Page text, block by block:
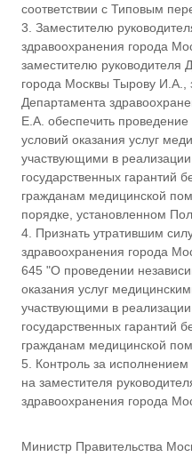
и
к
№
5
2
Д
е
п
т
а
м
е
н
з
д
р
а
в
х
соответствии с Типовым
3. Заместителю
здравоохранения города
заместителю руководителя
города Москвы Тырову И.А.,
Департамента
Е.А. обеспечить проведение
условий оказания услуг
участвующими в
государственных гарантий
гражданам медицинской
порядке, установленном
4. Признать утратившим
здравоохранения города
645 "О проведении
оказания услуг
участвующими в
государственных гарантий
гражданам медицинской
5. Контроль за
на заместителя
здравоохранения города
Министр Правительства